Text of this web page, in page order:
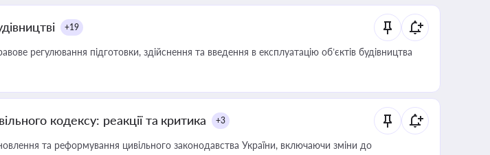
+19
регулювання підготовки, здійснення та введення в експлуатацію об’єктів будівництва
кодексу: реакції та критика +3
та реформування цивільного законодавства України, включаючи зміни до